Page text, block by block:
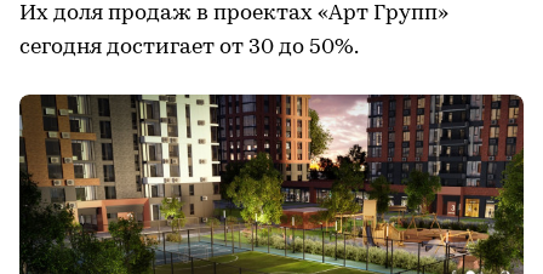
Их доля продаж в проектах «Арт Групп»
сегодня достигает от 30 до 50%.